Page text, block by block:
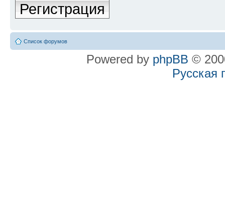
Регистрация
Список форумов
Powered by phpBB ©
Русская